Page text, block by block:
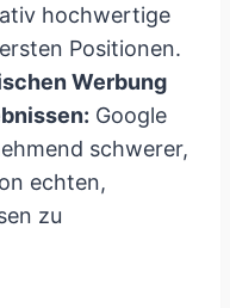
hochwertige
Positionen.
Werbung
Google
schwerer,
echten,
zu